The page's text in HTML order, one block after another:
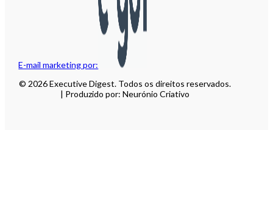
E-mail marketing por:
© 2026 Executive Digest. Todos os direitos reservados.
| Produzido por: Neurónio Criativo